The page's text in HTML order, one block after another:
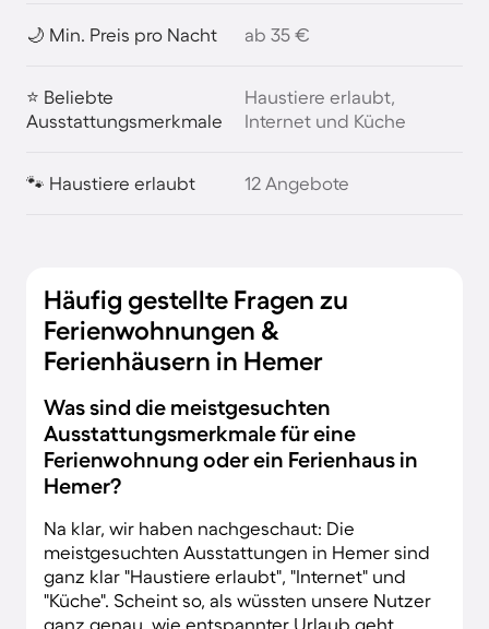
🌙 Min. Preis pro Nacht ab 35 €
⭐ Beliebte
Ausstattungsmerkmale
Haustiere erlaubt,
Internet und Küche
🐾 Haustiere erlaubt 12 Angebote
Häufig gestellte Fragen zu
Ferienwohnungen &
Ferienhäusern in Hemer
Was sind die meistgesuchten
Ausstattungsmerkmale für eine
Ferienwohnung oder ein Ferienhaus in
Hemer?
Na klar, wir haben nachgeschaut: Die
meistgesuchten Ausstattungen in Hemer sind
ganz klar "Haustiere erlaubt", "Internet" und
"Küche". Scheint so, als wüssten unsere Nutzer
ganz genau, wie entspannter Urlaub geht.